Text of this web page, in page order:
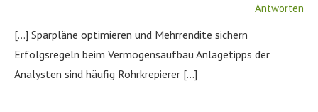
Antworten
[…] Sparpläne optimieren und Mehrrendite sichern
Erfolgsregeln beim Vermögensaufbau Anlagetipps der
Analysten sind häufig Rohrkrepierer […]